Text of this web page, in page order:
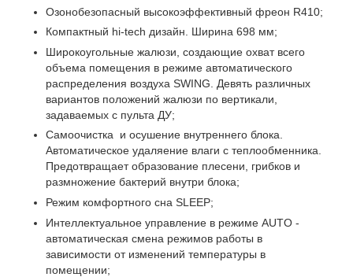
Озонобезопасный высокоэффективный фреон R410;
Компактный hi-tech дизайн. Ширина 698 мм;
Широкоугольные жалюзи, создающие охват всего
объема помещения в режиме автоматического
распределения воздуха SWING. Девять различных
вариантов положений жалюзи по вертикали,
задаваемых с пульта ДУ;
Самоочистка и осушение внутреннего блока.
Автоматическое удаляение влаги с теплообменника.
Предотвращает образование плесени, грибков и
размножение бактерий внутри блока;
Режим комфортного сна SLЕЕР;
Интеллектуальное управление в режиме AUTO -
автоматическая смена режимов работы в
зависимости от изменений температуры в
помещении;